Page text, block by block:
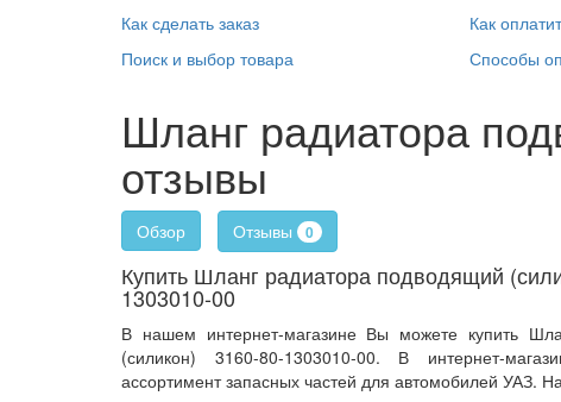
Как сделать заказ
Поиск и выбор товара
Как
Способы
Шланг радиатора
отзывы
Обзор Отзывы 0
Купить Шланг радиатора подводящий
1303010-00
В нашем интернет-магазине Вы можете купить
(силикон) 3160-80-1303010-00. В интернет-
ассортимент запасных частей для автомобилей УАЗ.